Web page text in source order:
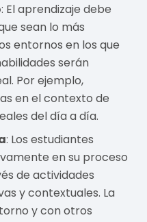
: El aprendizaje debe
sean lo más
entornos en los que
serán
Por ejemplo,
en el contexto de
del día a día.
: Los estudiantes
en su proceso
de actividades
y contextuales. La
y con otros